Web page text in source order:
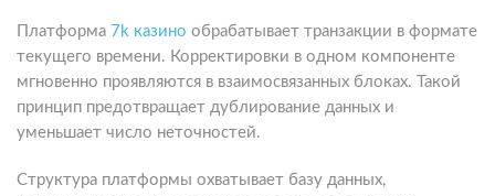
Платформа 7k казино обрабатывает транзакции в формате
текущего времени. Корректировки в одном компоненте
мгновенно проявляются в взаимосвязанных блоках. Такой
принцип предотвращает дублирование данных и
уменьшает число неточностей.
Структура платформы охватывает базу данных,